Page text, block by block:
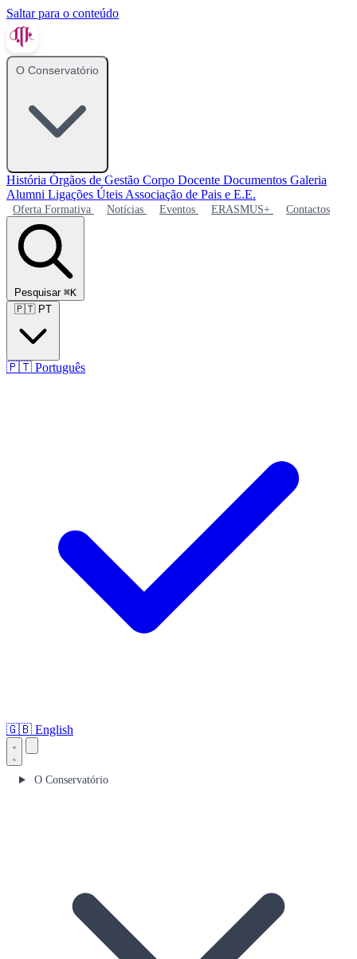
Saltar para o conteúdo
O Conservatório
História Órgãos de Gestão Corpo Docente Documentos Galeria
Alumni Ligações Úteis Associação de Pais e E.E.
Oferta Formativa Notícias Eventos ERASMUS+ Contactos
Pesquisar ⌘K
🇵🇹 PT
🇵🇹 Português
🇬🇧 English
O Conservatório